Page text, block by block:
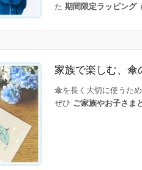
た 期間限定ラッピング
家族で楽しむ、傘
傘を長く大切に使うた
ぜひ ご家族やお子さま